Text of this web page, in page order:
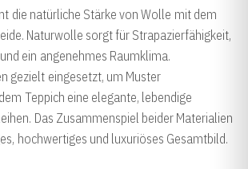
die natürliche Stärke von Wolle mit dem
Naturwolle sorgt für Strapazierfähigkeit,
ein angenehmes Raumklima.
gezielt eingesetzt, um Muster
Teppich eine elegante, lebendige
Das Zusammenspiel beider Materialien
hochwertiges und luxuriöses Gesamtbild.